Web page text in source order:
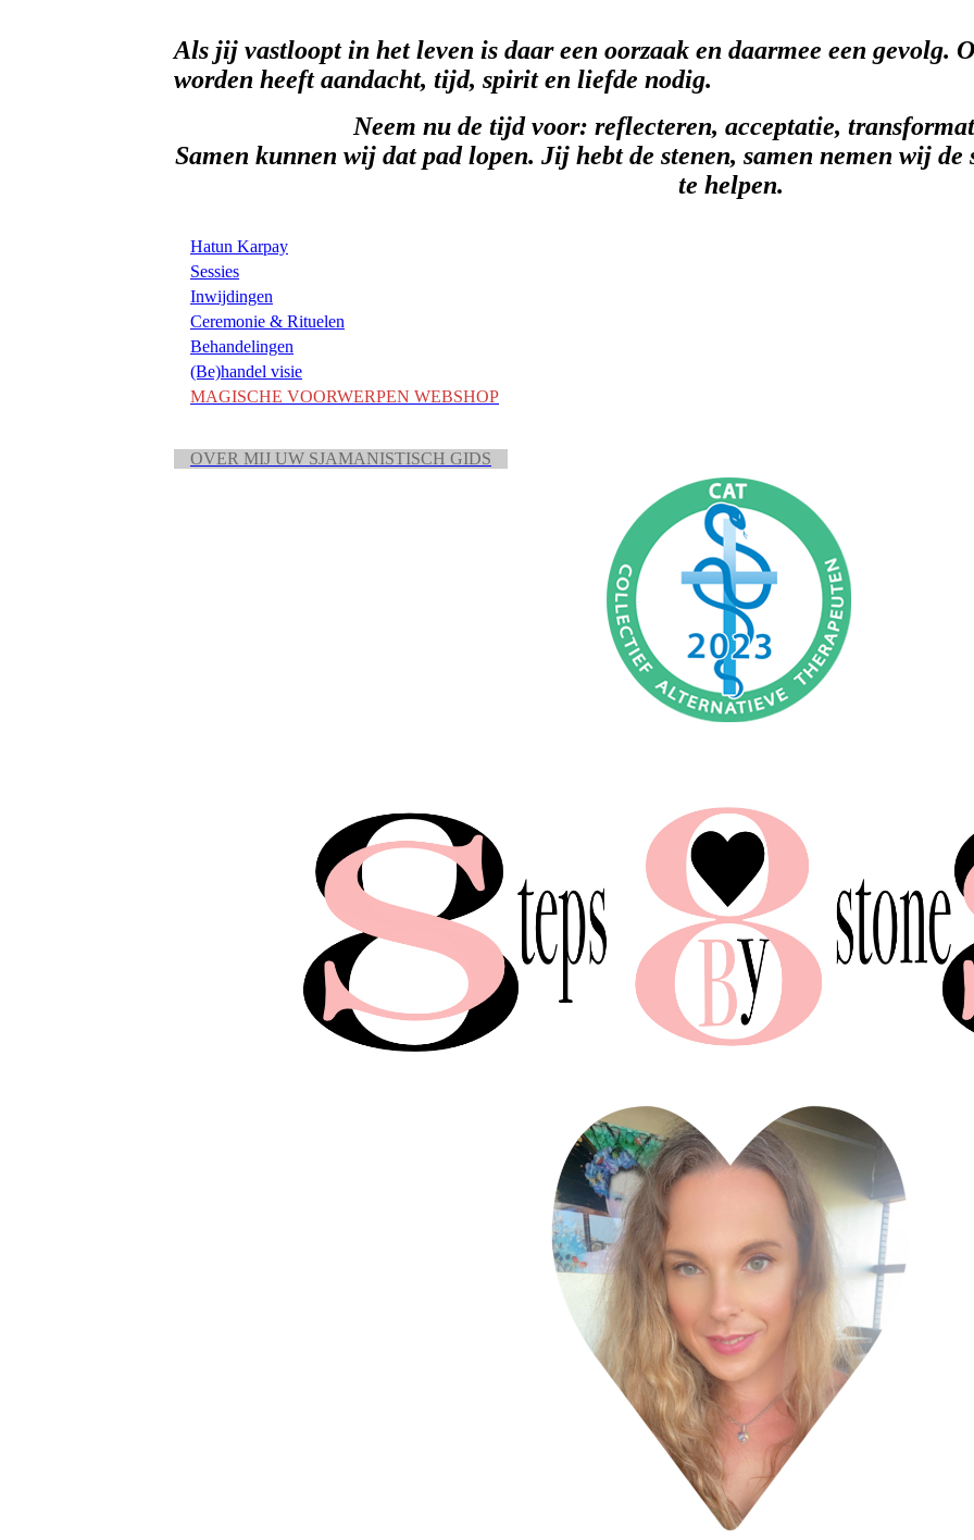
Als jij vastloopt in het leven is daar een oorzaak en daarmee een gevolg.
worden heeft aandacht, tijd, spirit en liefde nodig.
Neem nu de tijd voor: reflecteren, acceptatie,
Samen kunnen wij dat pad lopen. Jij hebt de stenen, samen nemen wij
te helpen.
Hatun Karpay
Sessies
Inwijdingen
Ceremonie & Rituelen
Behandelingen
(Be)handel visie
MAGISCHE VOORWERPEN WEBSHOP
OVER MIJ UW SJAMANISTISCH GIDS